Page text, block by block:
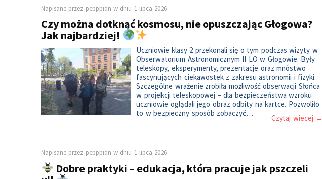
Napisane przez pcpppidn w dniu 1 lipca 2026
Czy można dotknąć kosmosu, nie opuszczając Głogowa?
Jak najbardziej!
Uczniowie klasy 2 przekonali się o tym podczas wizyty w
Obserwatorium Astronomicznym II LO w Głogowie. Były
teleskopy, eksperymenty, prezentacje oraz mnóstwo
fascynujących ciekawostek z zakresu astronomii i fizyki.
Szczególne wrażenie zrobiła możliwość obserwacji Słońca
w projekcji teleskopowej – dla bezpieczeństwa wzroku
uczniowie oglądali jego obraz odbity na kartce. Pozwoliło
to w bezpieczny sposób zobaczyć…
Czytaj wiecej →
Napisane przez pcpppidn w dniu 1 lipca 2026
Dobre praktyki – edukacja, która pracuje jak pszczeli